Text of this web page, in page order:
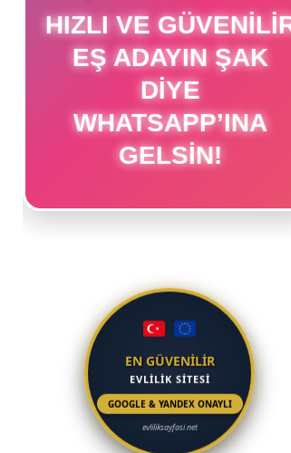
HIZLI VE
EŞ ADAYIN ŞAK
DIYE
WHATSAPP’INA
GELSIN!
EN GÜVENİLİR
EVLİLİK SİTESİ
GOOGLE & YANDEX ONAYLI